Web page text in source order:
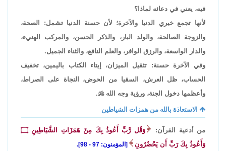
فيه، يعني في دعائه لماذا؟
لأنها تجمع خيري الدنيا والآخرة؛ لأن حسنة الدنيا تشمل: الصحة،
والزوجة الصالحة، والولد البار، والذكر الحسن، والمركب الهنيء،
والدار الواسعة، والرزق الوافر، والعلم النافع، والثناء الجميل.
وفي الآخرة حسنة: تثقيل الميزان، إيتاء الكتاب باليمين، تخفيف
الحساب، ظل العرش، السقيا من الحوض، النجاة على الصراط،
وأعظمها دخول الجنة، ورؤية وجه الله
.
الاستعاذة بالله من همزات الشياطين
من أدعية القرآن: وَقُل رَّبِّ أَعُوذُ بِكَ مِنْ هَمَزَاتِ الشَّيَاطِينِ ۝
وَأَعُوذُ بِكَ رَبِّ أَن يَحْضُرُونِ
[المؤمنون: 97 - 98].